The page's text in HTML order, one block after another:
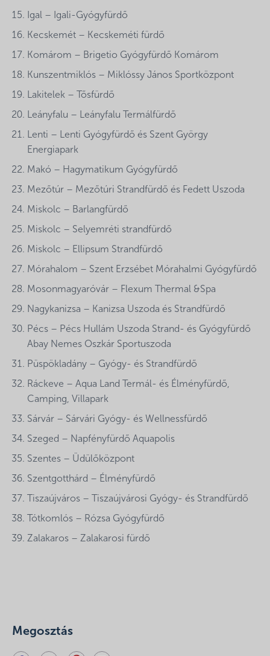
Igal – Igali-Gyógyfürdő
Kecskemét – Kecskeméti fürdő
Komárom – Brigetio Gyógyfürdő Komárom
Kunszentmiklós – Miklóssy János Sportközpont
Lakitelek – Tősfürdő
Leányfalu – Leányfalu Termálfürdő
Lenti – Lenti Gyógyfürdő és Szent György
Energiapark
Makó – Hagymatikum Gyógyfürdő
Mezőtúr – Mezőtúri Strandfürdő és Fedett Uszoda
Miskolc – Barlangfürdő
Miskolc – Selyemréti strandfürdő
Miskolc – Ellipsum Strandfürdő
Mórahalom – Szent Erzsébet Mórahalmi Gyógyfürdő
Mosonmagyaróvár – Flexum Thermal &Spa
Nagykanizsa – Kanizsa Uszoda és Strandfürdő
Pécs – Pécs Hullám Uszoda Strand- és Gyógyfürdő
Abay Nemes Oszkár Sportuszoda
Püspökladány – Gyógy- és Strandfürdő
Ráckeve – Aqua Land Termál- és Élményfürdő,
Camping, Villapark
Sárvár – Sárvári Gyógy- és Wellnessfürdő
Szeged – Napfényfürdő Aquapolis
Szentes – Üdülőközpont
Szentgotthárd – Élményfürdő
Tiszaújváros – Tiszaújvárosi Gyógy- és Strandfürdő
Tótkomlós – Rózsa Gyógyfürdő
Zalakaros – Zalakarosi fürdő
Megosztás